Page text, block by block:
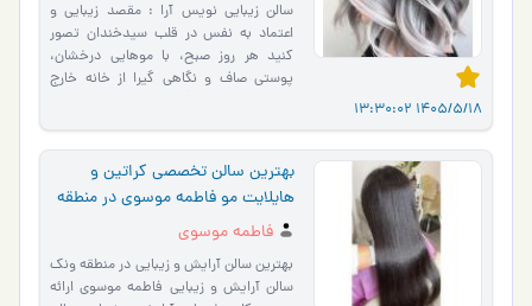
1405/5/18 13:30:02
سالن زیبایی نویس آرا : مقصد زیبایی و
اعتماد به نفس در قلب سیدخندان تصور
کنید هر روز صبح، با موهایی درخشان،
پوستی صاف و نگاهی گیرا از خانه خارج
بهترین سالن تخصصی کراتین و
هایلایت مو فاطمه موسوی در منطقه
ونکفاطمه موسوی
بهترین سالن آرایش و زیبایی در منطقه ونک
سالن آرایش و زیبایی فاطمه موسوی ارائه